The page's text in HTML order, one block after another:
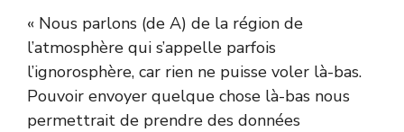
« Nous parlons (de A) de la région de
l’atmosphère qui s’appelle parfois
l’ignorosphère, car rien ne puisse voler là-bas.
Pouvoir envoyer quelque chose là-bas nous
permettrait de prendre des données